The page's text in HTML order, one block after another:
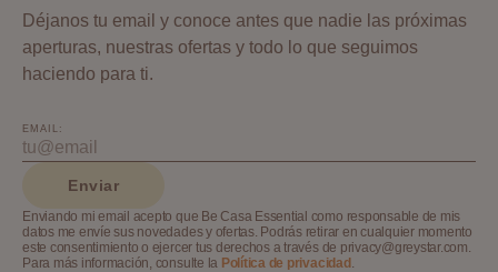
Déjanos tu email y conoce antes que nadie las próximas
aperturas, nuestras ofertas y todo lo que seguimos
haciendo para ti.
EMAIL:
Enviar
Enviando mi email acepto que Be Casa Essential como responsable de mis
datos me envíe sus novedades y ofertas. Podrás retirar en cualquier momento
este consentimiento o ejercer tus derechos a través de privacy@greystar.com.
Para más información, consulte la Política de privacidad .